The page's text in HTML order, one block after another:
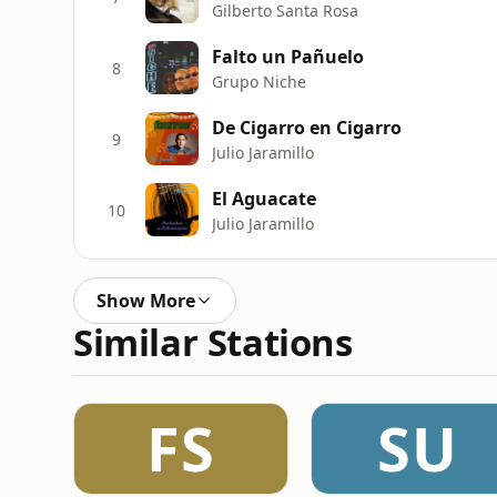
Gilberto Santa Rosa
8 Falto un Pañuelo
Grupo Niche
9 De Cigarro en Cigarro
Julio Jaramillo
10 El Aguacate
Julio Jaramillo
Show More
Similar Stations
FS SU